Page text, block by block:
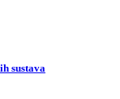
sustava